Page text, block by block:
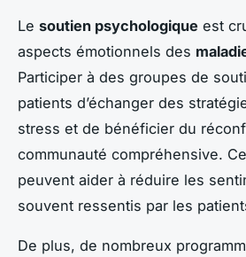
Le soutien psychologique est
aspects émotionnels des
Participer à des groupes de
patients d’échanger des
stress et de bénéficier du
communauté compréhensive.
peuvent aider à réduire les
souvent ressentis par les
De plus, de nombreux